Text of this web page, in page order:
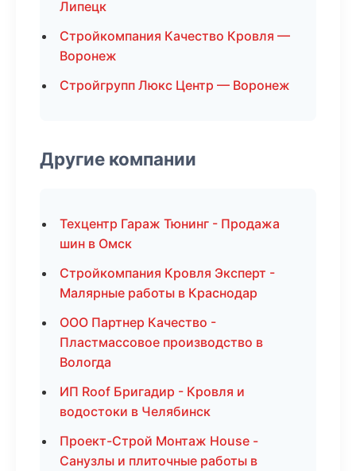
Липецк
Стройкомпания Качество Кровля —
Воронеж
Стройгрупп Люкс Центр — Воронеж
Другие компании
Техцентр Гараж Тюнинг - Продажа
шин в Омск
Стройкомпания Кровля Эксперт -
Малярные работы в Краснодар
ООО Партнер Качество -
Пластмассовое производство в
Вологда
ИП Roof Бригадир - Кровля и
водостоки в Челябинск
Проект-Строй Монтаж House -
Санузлы и плиточные работы в